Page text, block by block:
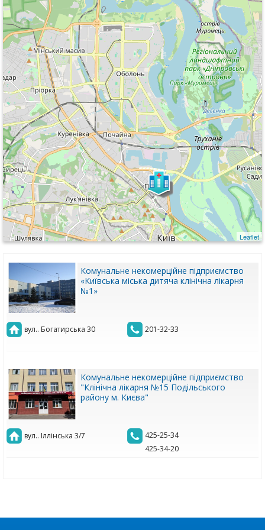
Leaflet
Комунальне некомерційне підприємство
«Київська міська дитяча клінічна лікарня
№1»
вул.. Богатирська 30 201-32-33
Комунальне некомерційне підприємство
"Клінічна лікарня №15 Подільського
району м. Києва"
вул.. Іллінська 3/7
425-25-34
425-34-20